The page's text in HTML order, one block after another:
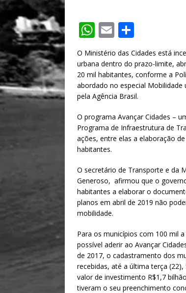
W
h
at
s
A
p
E
m
ai
l
h
ar
e
O Ministério das Cidades está
urbana dentro do prazo-limite,
20 mil habitantes, conforme a
abordado no especial Mobilidade
pela Agência Brasil.
O programa Avançar Cidades –
Programa de Infraestrutura de
ações, entre elas a elaboração
habitantes.
O secretário de Transporte e da
Generoso, afirmou que o
habitantes a elaborar o
planos em abril de 2019 não
mobilidade.
Para os municípios com 100 mil
possível aderir ao Avançar
de 2017, o cadastramento dos
recebidas, até a última terça
valor de investimento R$1,7
tiveram o seu preenchimento